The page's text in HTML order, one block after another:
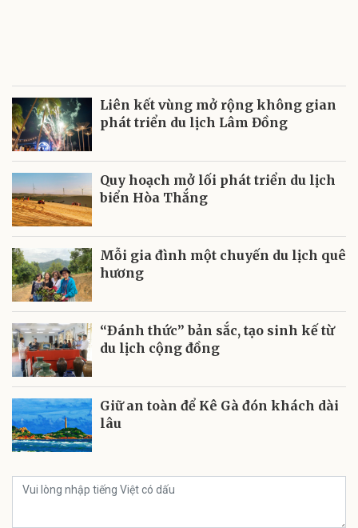
Liên kết vùng mở rộng không gian
phát triển du lịch Lâm Đồng
Quy hoạch mở lối phát triển du lịch
biển Hòa Thắng
Mỗi gia đình một chuyến du lịch quê
hương
“Ðánh thức” bản sắc, tạo sinh kế từ
du lịch cộng đồng
Giữ an toàn để Kê Gà đón khách dài
lâu